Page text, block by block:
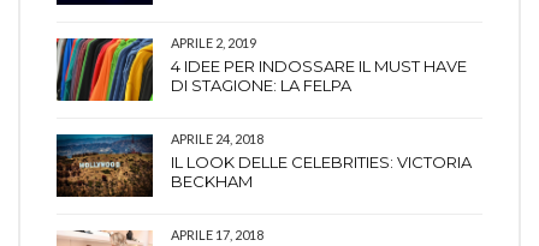
APRILE 2, 2019
4 IDEE PER INDOSSARE IL MUST HAVE
DI STAGIONE: LA FELPA
APRILE 24, 2018
IL LOOK DELLE CELEBRITIES: VICTORIA
BECKHAM
APRILE 17, 2018